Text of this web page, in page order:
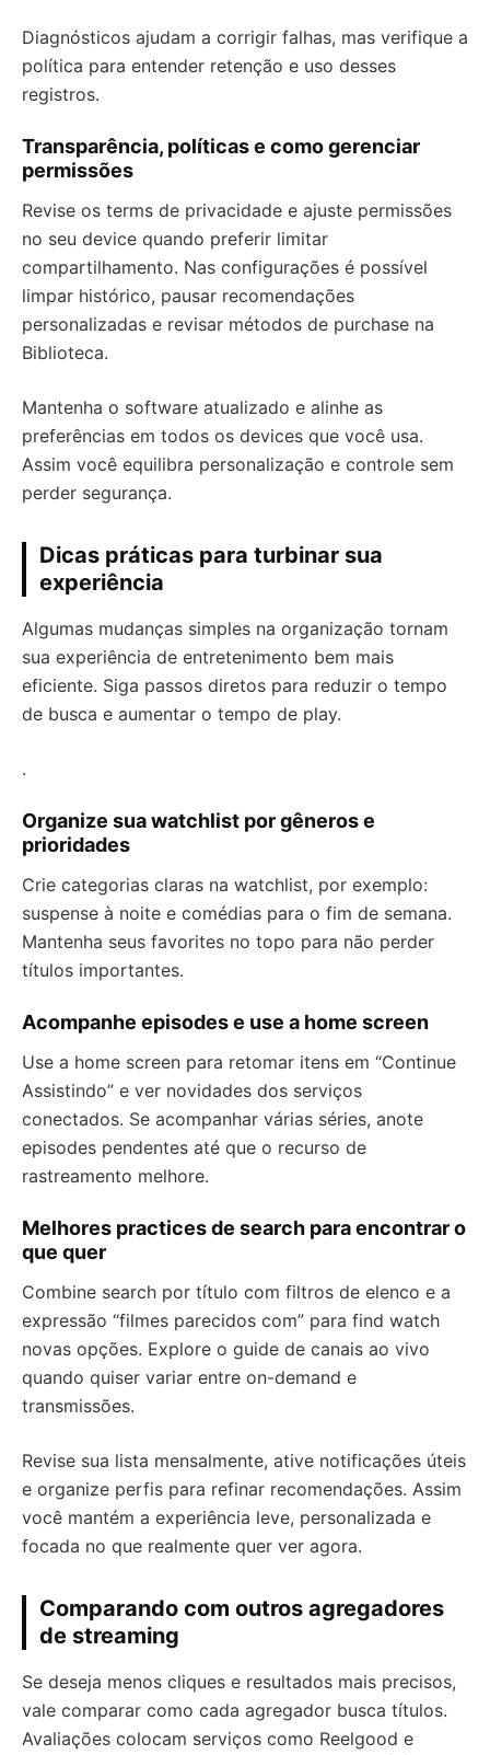
Diagnósticos ajudam a corrigir falhas, mas verifique a
política para entender retenção e uso desses
registros.
Transparência, políticas e como gerenciar
permissões
Revise os terms de privacidade e ajuste permissões
no seu device quando preferir limitar
compartilhamento. Nas configurações é possível
limpar histórico, pausar recomendações
personalizadas e revisar métodos de purchase na
Biblioteca.
Mantenha o software atualizado e alinhe as
preferências em todos os devices que você usa.
Assim você equilibra personalização e controle sem
perder segurança.
Dicas práticas para turbinar sua
experiência
Algumas mudanças simples na organização tornam
sua experiência de entretenimento bem mais
eficiente. Siga passos diretos para reduzir o tempo
de busca e aumentar o tempo de play.
.
Organize sua watchlist por gêneros e
prioridades
Crie categorias claras na watchlist, por exemplo:
suspense à noite e comédias para o fim de semana.
Mantenha seus favorites no topo para não perder
títulos importantes.
Acompanhe episodes e use a home screen
Use a home screen para retomar itens em “Continue
Assistindo” e ver novidades dos serviços
conectados. Se acompanhar várias séries, anote
episodes pendentes até que o recurso de
rastreamento melhore.
Melhores practices de search para encontrar o
que quer
Combine search por título com filtros de elenco e a
expressão “filmes parecidos com” para find watch
novas opções. Explore o guide de canais ao vivo
quando quiser variar entre on-demand e
transmissões.
Revise sua lista mensalmente, ative notificações úteis
e organize perfis para refinar recomendações. Assim
você mantém a experiência leve, personalizada e
focada no que realmente quer ver agora.
Comparando com outros agregadores
de streaming
Se deseja menos cliques e resultados mais precisos,
vale comparar como cada agregador busca títulos.
Avaliações colocam serviços como Reelgood e